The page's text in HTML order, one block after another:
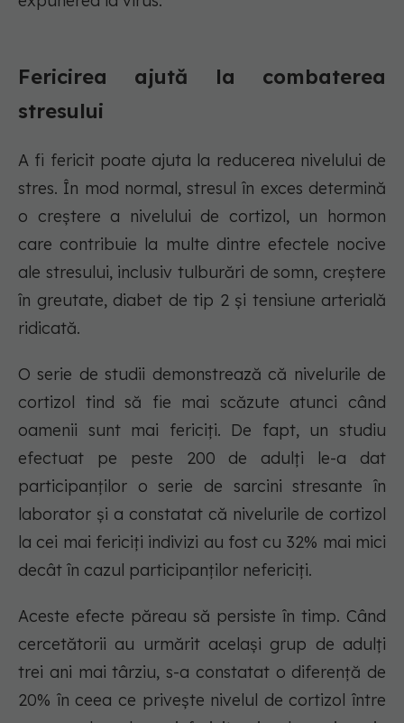
Fericirea ajută la combaterea
stresului
A fi fericit poate ajuta la reducerea nivelului de
stres. În mod normal, stresul în exces determină
o creștere a nivelului de cortizol, un hormon
care contribuie la multe dintre efectele nocive
ale stresului, inclusiv tulburări de somn, creștere
în greutate, diabet de tip 2 și tensiune arterială
ridicată.
O serie de studii demonstrează că nivelurile de
cortizol tind să fie mai scăzute atunci când
oamenii sunt mai fericiți. De fapt, un studiu
efectuat pe peste 200 de adulți le-a dat
participanților o serie de sarcini stresante în
laborator și a constatat că nivelurile de cortizol
la cei mai fericiți indivizi au fost cu 32% mai mici
decât în cazul participanților nefericiți.
Aceste efecte păreau să persiste în timp. Când
cercetătorii au urmărit același grup de adulți
trei ani mai târziu, s-a constatat o diferență de
20% în ceea ce privește nivelul de cortizol între